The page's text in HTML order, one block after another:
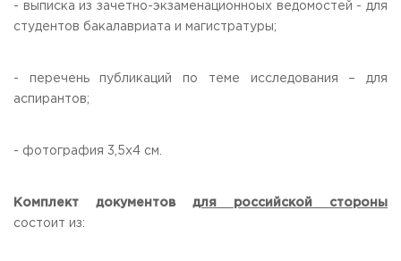
- выписка из зачетно-экзаменационноых ведомостей - для
студентов бакалавриата и магистратуры;
- перечень публикаций по теме исследования – для
аспирантов;
- фотография 3,5x4 см.
Комплект документов для российской стороны
состоит из: